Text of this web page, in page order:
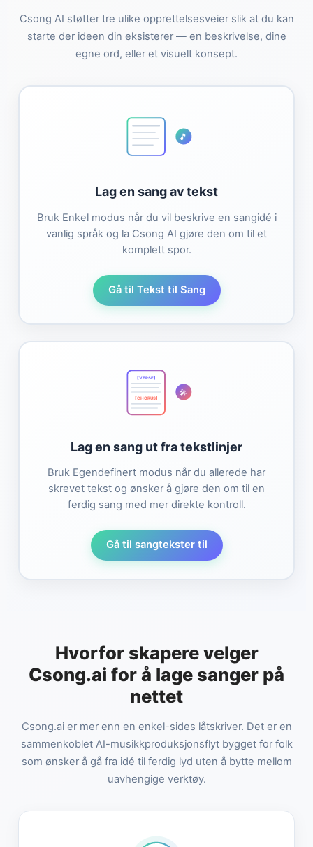
Csong AI støtter tre ulike opprettelsesveier slik at du kan
starte der ideen din eksisterer — en beskrivelse, dine
egne ord, eller et visuelt konsept.
🎵
Lag en sang av tekst
Bruk Enkel modus når du vil beskrive en sangidé i
vanlig språk og la Csong AI gjøre den om til et
komplett spor.
Gå til Tekst til Sang
[VERSE]
[CHORUS] 🎤
Lag en sang ut fra tekstlinjer
Bruk Egendefinert modus når du allerede har
skrevet tekst og ønsker å gjøre den om til en
ferdig sang med mer direkte kontroll.
Gå til sangtekster til
Hvorfor skapere velger
Csong.ai for å lage sanger på
nettet
Csong.ai er mer enn en enkel-sides låtskriver. Det er en
sammenkoblet AI-musikkproduksjonsflyt bygget for folk
som ønsker å gå fra idé til ferdig lyd uten å bytte mellom
uavhengige verktøy.